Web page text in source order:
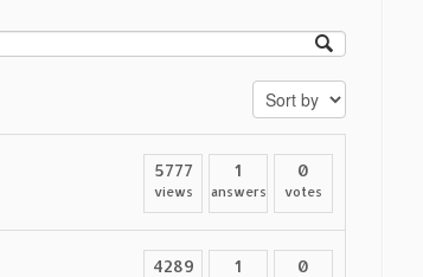
5777
views
1
answers
0
votes
4289 1 0